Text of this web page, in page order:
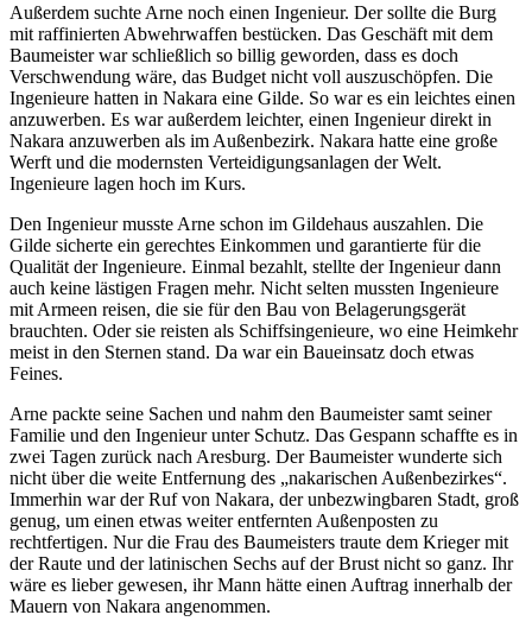
Außerdem suchte Arne noch einen Ingenieur. Der sollte die Burg
mit raffinierten Abwehrwaffen bestücken. Das Geschäft mit dem
Baumeister war schließlich so billig geworden, dass es doch
Verschwendung wäre, das Budget nicht voll auszuschöpfen. Die
Ingenieure hatten in Nakara eine Gilde. So war es ein leichtes einen
anzuwerben. Es war außerdem leichter, einen Ingenieur direkt in
Nakara anzuwerben als im Außenbezirk. Nakara hatte eine große
Werft und die modernsten Verteidigungsanlagen der Welt.
Ingenieure lagen hoch im Kurs.
Den Ingenieur musste Arne schon im Gildehaus auszahlen. Die
Gilde sicherte ein gerechtes Einkommen und garantierte für die
Qualität der Ingenieure. Einmal bezahlt, stellte der Ingenieur dann
auch keine lästigen Fragen mehr. Nicht selten mussten Ingenieure
mit Armeen reisen, die sie für den Bau von Belagerungsgerät
brauchten. Oder sie reisten als Schiffsingenieure, wo eine Heimkehr
meist in den Sternen stand. Da war ein Baueinsatz doch etwas
Feines.
Arne packte seine Sachen und nahm den Baumeister samt seiner
Familie und den Ingenieur unter Schutz. Das Gespann schaffte es in
zwei Tagen zurück nach Aresburg. Der Baumeister wunderte sich
nicht über die weite Entfernung des „nakarischen Außenbezirkes“.
Immerhin war der Ruf von Nakara, der unbezwingbaren Stadt, groß
genug, um einen etwas weiter entfernten Außenposten zu
rechtfertigen. Nur die Frau des Baumeisters traute dem Krieger mit
der Raute und der latinischen Sechs auf der Brust nicht so ganz. Ihr
wäre es lieber gewesen, ihr Mann hätte einen Auftrag innerhalb der
Mauern von Nakara angenommen.